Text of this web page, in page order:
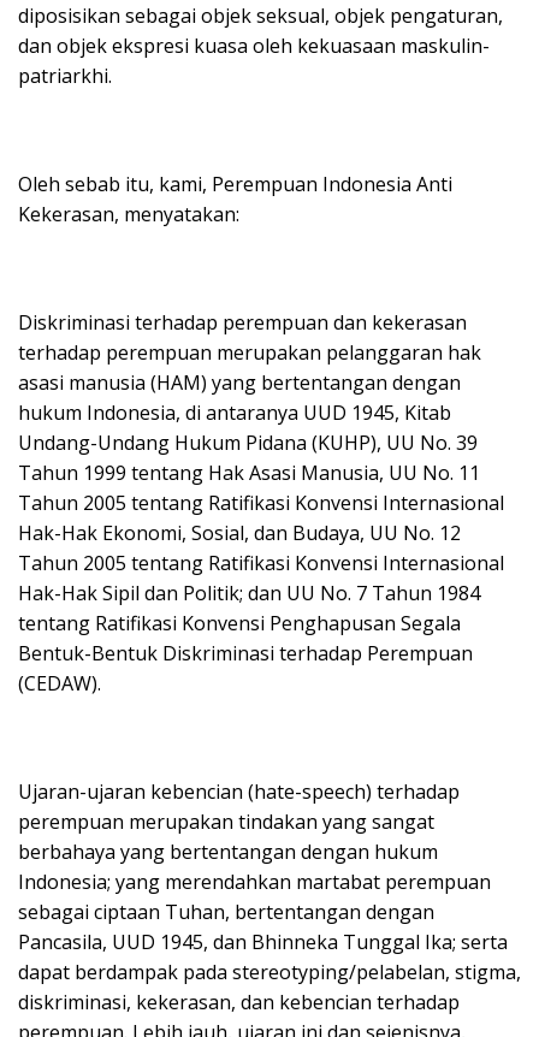
diposisikan sebagai objek seksual, objek pengaturan,
dan objek ekspresi kuasa oleh kekuasaan maskulin-
patriarkhi.
Oleh sebab itu, kami, Perempuan Indonesia Anti
Kekerasan, menyatakan:
Diskriminasi terhadap perempuan dan kekerasan
terhadap perempuan merupakan pelanggaran hak
asasi manusia (HAM) yang bertentangan dengan
hukum Indonesia, di antaranya UUD 1945, Kitab
Undang-Undang Hukum Pidana (KUHP), UU No. 39
Tahun 1999 tentang Hak Asasi Manusia, UU No. 11
Tahun 2005 tentang Ratifikasi Konvensi Internasional
Hak-Hak Ekonomi, Sosial, dan Budaya, UU No. 12
Tahun 2005 tentang Ratifikasi Konvensi Internasional
Hak-Hak Sipil dan Politik; dan UU No. 7 Tahun 1984
tentang Ratifikasi Konvensi Penghapusan Segala
Bentuk-Bentuk Diskriminasi terhadap Perempuan
(CEDAW).
Ujaran-ujaran kebencian (hate-speech) terhadap
perempuan merupakan tindakan yang sangat
berbahaya yang bertentangan dengan hukum
Indonesia; yang merendahkan martabat perempuan
sebagai ciptaan Tuhan, bertentangan dengan
Pancasila, UUD 1945, dan Bhinneka Tunggal Ika; serta
dapat berdampak pada stereotyping/pelabelan, stigma,
diskriminasi, kekerasan, dan kebencian terhadap